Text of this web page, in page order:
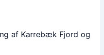
af Karrebæk Fjord og